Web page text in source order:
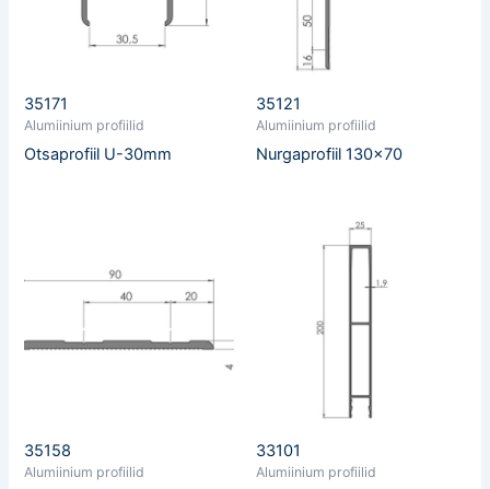
35171
Alumiinium profiilid
Otsaprofiil U-30mm
35121
Alumiinium profiilid
Nurgaprofiil 130×70
35158
Alumiinium profiilid
33101
Alumiinium profiilid